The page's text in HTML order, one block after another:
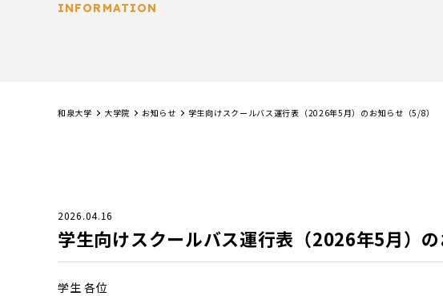
INFORMATION
和泉大学 大学院 お知らせ 学生向けスクールバス運行表（2026年5月）のお知らせ（5/8）
2026.04.16
学生向けスクールバス運行表（2026年5月）の
学生 各位